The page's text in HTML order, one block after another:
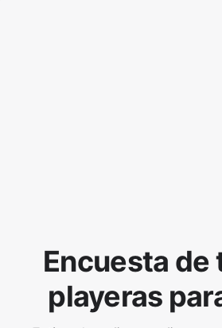
Encuesta de
playeras